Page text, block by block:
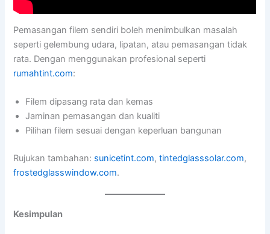
Pemasangan filem sendiri boleh menimbulkan masalah
seperti gelembung udara, lipatan, atau pemasangan tidak
rata. Dengan menggunakan profesional seperti
rumahtint.com:
Filem dipasang rata dan kemas
Jaminan pemasangan dan kualiti
Pilihan filem sesuai dengan keperluan bangunan
Rujukan tambahan: sunicetint.com,tintedglasssolar.com,
frostedglasswindow.com.
Kesimpulan